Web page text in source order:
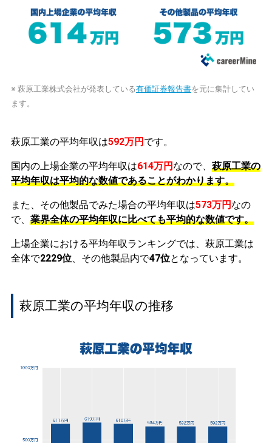
※ 萩原工業株式会社が発表している有価証券報告書を元に集計してい
ます。
萩原工業の平均年収は592万円 です。
国内の上場企業の平均年収は614万円 なので、 萩原工業の
平均年収は平均的な数値であることがわかります。
また、その他製品でみた場合の平均年収は573万円 なの
で、 業界全体の平均年収に比べても平均的な数値です。
上場企業における平均年収ランキングでは、萩原工業は
全体で2229位、その他製品内で47位となっています。
萩原工業の平均年収の推移